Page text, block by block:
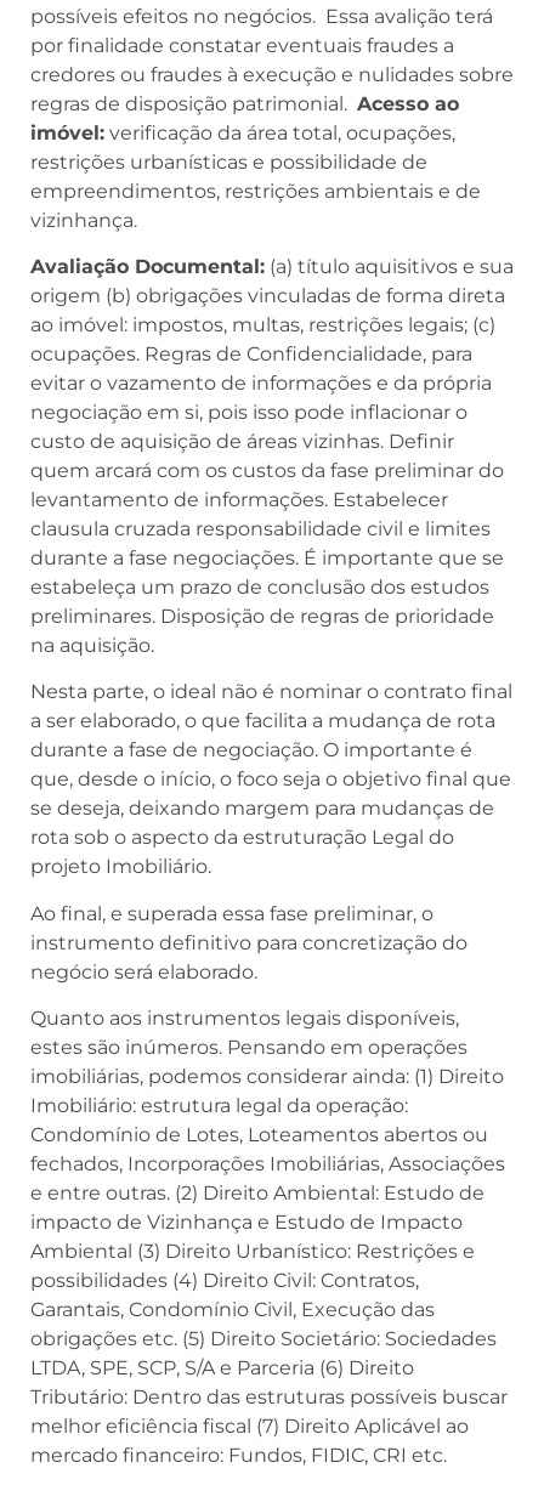
possíveis efeitos no negócios. Essa avalição terá
por finalidade constatar eventuais fraudes a
credores ou fraudes à execução e nulidades sobre
regras de disposição patrimonial. Acesso ao
imóvel: verificação da área total, ocupações,
restrições urbanísticas e possibilidade de
empreendimentos, restrições ambientais e de
vizinhança.
Avaliação Documental: (a) título aquisitivos e sua
origem (b) obrigações vinculadas de forma direta
ao imóvel: impostos, multas, restrições legais; (c)
ocupações. Regras de Confidencialidade, para
evitar o vazamento de informações e da própria
negociação em si, pois isso pode inflacionar o
custo de aquisição de áreas vizinhas. Definir
quem arcará com os custos da fase preliminar do
levantamento de informações. Estabelecer
clausula cruzada responsabilidade civil e limites
durante a fase negociações. É importante que se
estabeleça um prazo de conclusão dos estudos
preliminares. Disposição de regras de prioridade
na aquisição.
Nesta parte, o ideal não é nominar o contrato final
a ser elaborado, o que facilita a mudança de rota
durante a fase de negociação. O importante é
que, desde o início, o foco seja o objetivo final que
se deseja, deixando margem para mudanças de
rota sob o aspecto da estruturação Legal do
projeto Imobiliário.
Ao final, e superada essa fase preliminar, o
instrumento definitivo para concretização do
negócio será elaborado.
Quanto aos instrumentos legais disponíveis,
estes são inúmeros. Pensando em operações
imobiliárias, podemos considerar ainda: (1) Direito
Imobiliário: estrutura legal da operação:
Condomínio de Lotes, Loteamentos abertos ou
fechados, Incorporações Imobiliárias, Associações
e entre outras. (2) Direito Ambiental: Estudo de
impacto de Vizinhança e Estudo de Impacto
Ambiental (3) Direito Urbanístico: Restrições e
possibilidades (4) Direito Civil: Contratos,
Garantais, Condomínio Civil, Execução das
obrigações etc. (5) Direito Societário: Sociedades
LTDA, SPE, SCP, S/A e Parceria (6) Direito
Tributário: Dentro das estruturas possíveis buscar
melhor eficiência fiscal (7) Direito Aplicável ao
mercado financeiro: Fundos, FIDIC, CRI etc.